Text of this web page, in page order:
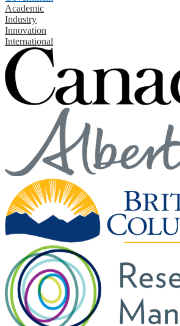
Academic
Industry
Innovation
International